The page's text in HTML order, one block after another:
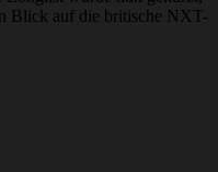
Blick auf die britische NXT-